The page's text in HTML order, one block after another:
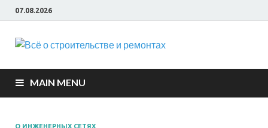
07.08.2026
Всё о
MAIN MENU
О ИНЖЕНЕРНЫХ СЕТЯХ